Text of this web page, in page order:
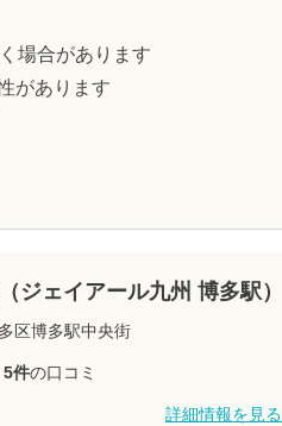
場合があります
があります
ジェイアール九州 博多駅）
区博多駅中央街
5件の口コミ
詳細情報を見る